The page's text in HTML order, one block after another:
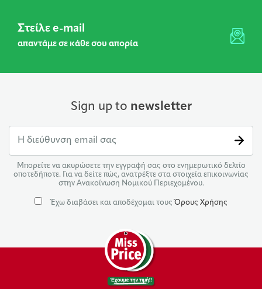
Στείλε e-mail
απαντάμε σε κάθε σου απορία
Sign up to newsletter
Μπορείτε να ακυρώσετε την εγγραφή σας στο ενημερωτικό δελτίο
οποτεδήποτε. Για να δείτε πώς, ανατρέξτε στα στοιχεία επικοινωνίας
στην Ανακοίνωση Νομικού Περιεχομένου.
Έχω διαβάσει και αποδέχομαι τουςΌρους Χρήσης